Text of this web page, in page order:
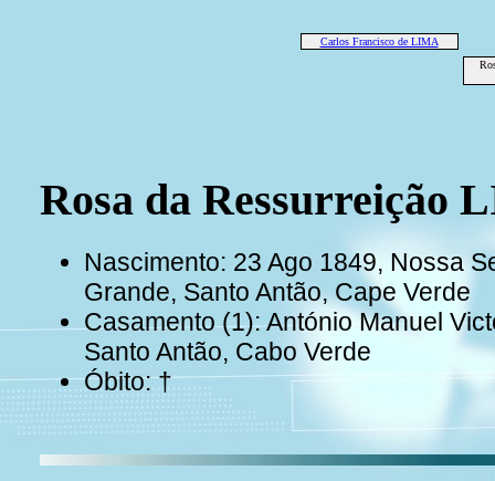
Carlos Francisco de LIMA
Rosa da Ressurreição
Nascimento: 23 Ago 1849, Nossa
Grande, Santo Antão, Cape Verde
Casamento (1): António Manuel
Santo Antão, Cabo Verde
Óbito: †